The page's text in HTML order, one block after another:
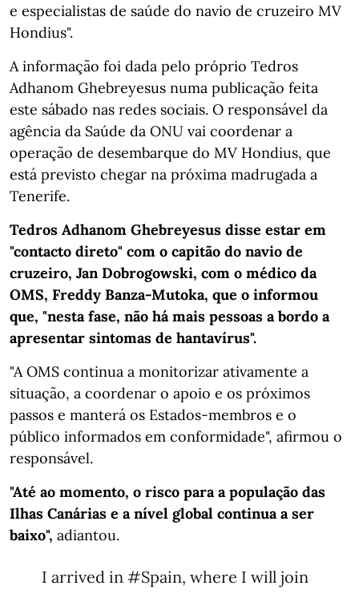
e especialistas de saúde do navio de cruzeiro MV
Hondius".
A informação foi dada pelo próprio Tedros
Adhanom Ghebreyesus numa publicação feita
este sábado nas redes sociais. O responsável da
agência da Saúde da ONU vai coordenar a
operação de desembarque do MV Hondius, que
está previsto chegar na próxima madrugada a
Tenerife.
Tedros Adhanom Ghebreyesus disse estar em
"contacto direto" com o capitão do navio de
cruzeiro, Jan Dobrogowski, com o médico da
OMS, Freddy Banza-Mutoka, que o informou
que, "nesta fase, não há mais pessoas a bordo a
apresentar sintomas de hantavírus".
"A OMS continua a monitorizar ativamente a
situação, a coordenar o apoio e os próximos
passos e manterá os Estados-membros e o
público informados em conformidade", afirmou o
responsável.
"Até ao momento, o risco para a população das
Ilhas Canárias e a nível global continua a ser
baixo", adiantou.
I arrived in #Spain, where I will join